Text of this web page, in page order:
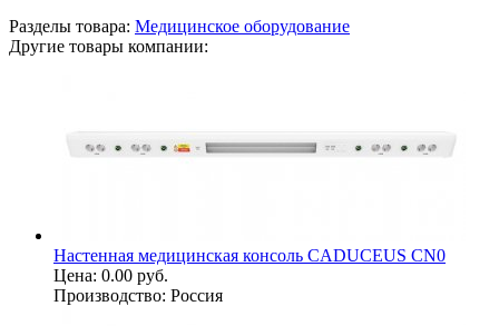
Разделы товара: Медицинское оборудование
Другие товары компании:
Настенная медицинская консоль CADUCEUS CN0
Цена: 0.00 руб.
Производство: Россия